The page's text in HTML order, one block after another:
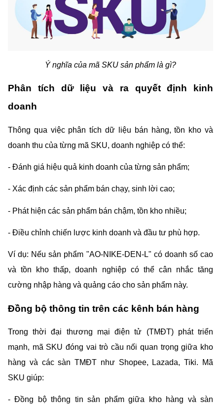
Ý nghĩa của mã SKU sản phẩm là gì?
Phân tích dữ liệu và ra quyết định kinh
doanh
Thông qua việc phân tích dữ liệu bán hàng, tồn kho và
doanh thu của từng mã SKU, doanh nghiệp có thể:
- Đánh giá hiệu quả kinh doanh của từng sản phẩm;
- Xác định các sản phẩm bán chạy, sinh lời cao;
- Phát hiện các sản phẩm bán chậm, tồn kho nhiều;
- Điều chỉnh chiến lược kinh doanh và đầu tư phù hợp.
Ví dụ: Nếu sản phẩm "AO-NIKE-DEN-L" có doanh số cao
và tồn kho thấp, doanh nghiệp có thể cân nhắc tăng
cường nhập hàng và quảng cáo cho sản phẩm này.
Đồng bộ thông tin trên các kênh bán hàng
Trong thời đại thương mại điện tử (TMĐT) phát triển
mạnh, mã SKU đóng vai trò cầu nối quan trọng giữa kho
hàng và các sàn TMĐT như Shopee, Lazada, Tiki. Mã
SKU giúp:
- Đồng bộ thông tin sản phẩm giữa kho hàng và sàn